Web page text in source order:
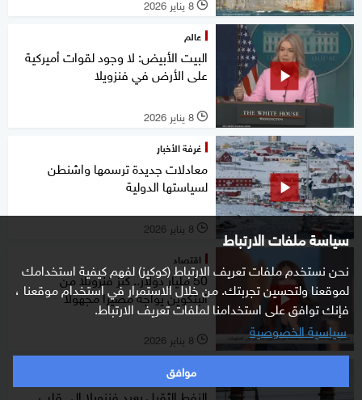
سياسة ملفات الارتباط
نحن نستخدم ملفات تعريف الارتباط (كوكيز) لفهم كيفية استخدامك
لموقعنا ولتحسين تجربتك. من خلال الاستمرار في استخدام موقعنا ،
فإنك توافق على استخدامنا لملفات تعريف الارتباط.
سياسية الخصوصية
موافق
l 8 يناير 2026
عالم
البيت الأبيض: لا وجود لقوات أميركية
على الأرض في فنزويلا
l 8 يناير 2026
غرفة الأخبار
معادلات جديدة ترسمها واشنطن
لسياستها الدولية
l 8 يناير 2026
اقتصاد
50 مليار دولار.. كنز فنزويلا من
البتكوين يواجه مصيرا مجهولا
l 8 يناير 2026
خاص